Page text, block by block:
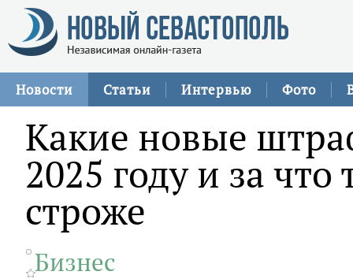
Новости Статьи Интервью Фото
Какие новые
2025 году и за
строже
Бизнес